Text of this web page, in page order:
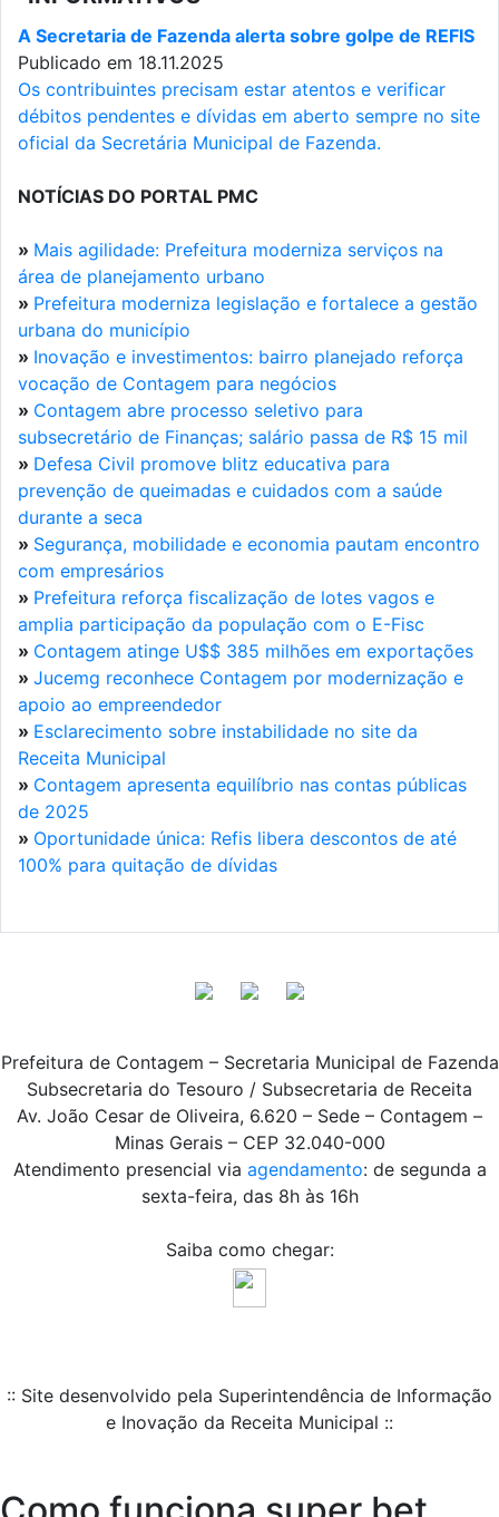
A Secretaria de Fazenda alerta sobre golpe de REFIS
Publicado em 18.11.2025
Os contribuintes precisam estar atentos e verificar
débitos pendentes e dívidas em aberto sempre no site
oficial da Secretária Municipal de Fazenda.
NOTÍCIAS DO PORTAL PMC
» Mais agilidade: Prefeitura moderniza serviços na
área de planejamento urbano
» Prefeitura moderniza legislação e fortalece a gestão
urbana do município
» Inovação e investimentos: bairro planejado reforça
vocação de Contagem para negócios
» Contagem abre processo seletivo para
subsecretário de Finanças; salário passa de R$ 15 mil
» Defesa Civil promove blitz educativa para
prevenção de queimadas e cuidados com a saúde
durante a seca
» Segurança, mobilidade e economia pautam encontro
com empresários
» Prefeitura reforça fiscalização de lotes vagos e
amplia participação da população com o E-Fisc
» Contagem atinge U$$ 385 milhões em exportações
» Jucemg reconhece Contagem por modernização e
apoio ao empreendedor
» Esclarecimento sobre instabilidade no site da
Receita Municipal
» Contagem apresenta equilíbrio nas contas públicas
de 2025
» Oportunidade única: Refis libera descontos de até
100% para quitação de dívidas
Prefeitura de Contagem – Secretaria Municipal de Fazenda
Subsecretaria do Tesouro / Subsecretaria de Receita
Av. João Cesar de Oliveira, 6.620 – Sede – Contagem –
Minas Gerais – CEP 32.040-000
Atendimento presencial via agendamento: de segunda a
sexta-feira, das 8h às 16h
Saiba como chegar:
:: Site desenvolvido pela Superintendência de Informação
e Inovação da Receita Municipal ::